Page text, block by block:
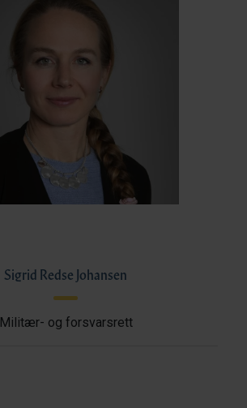
Sigrid Redse Johansen
Militær- og forsvarsrett